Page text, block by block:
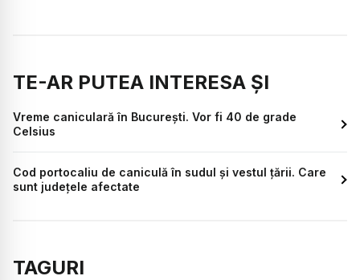
TE-AR PUTEA INTERESA ȘI
Vreme caniculară în București. Vor fi 40 de grade
Celsius
Cod portocaliu de caniculă în sudul și vestul țării. Care
sunt județele afectate
TAGURI